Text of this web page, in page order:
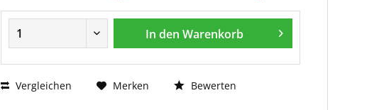
In den Warenkorb
Vergleichen Merken Bewerten